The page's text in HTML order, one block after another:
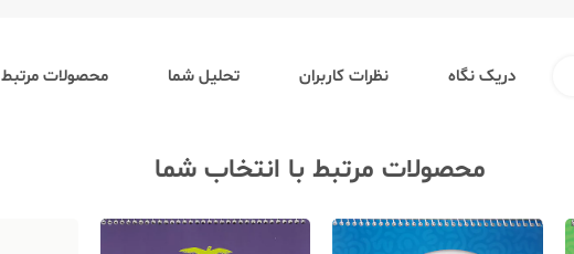
دریک نگاه نظرات کاربران تحلیل شما محصولات مرتبط
محصولات مرتبط با انتخاب شما